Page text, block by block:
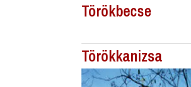
Törökbecse
Törökkanizsa